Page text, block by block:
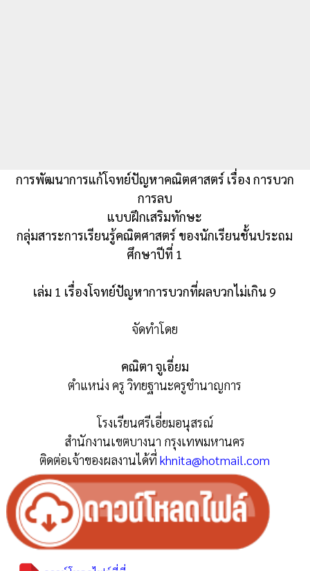
การพัฒนาการแก้โจทย์ปัญหาคณิตศาสตร์ เรื่อง การบวก
การลบ
แบบฝึกเสริมทักษะ
กลุ่มสาระการเรียนรู้คณิตศาสตร์ ของนักเรียนชั้นประถม
ศึกษาปีที่ 1
เล่ม 1 เรื่องโจทย์ปัญหาการบวกที่ผลบวกไม่เกิน 9
จัดทำโดย
คณิตา จูเอี่ยม
ตำแหน่ง ครู วิทยฐานะครูชำนาญการ
โรงเรียนศรีเอี่ยมอนุสรณ์
สำนักงานเขตบางนา กรุงเทพมหานคร
ติดต่อเจ้าของผลงานได้ที่khnita@hotmail.com